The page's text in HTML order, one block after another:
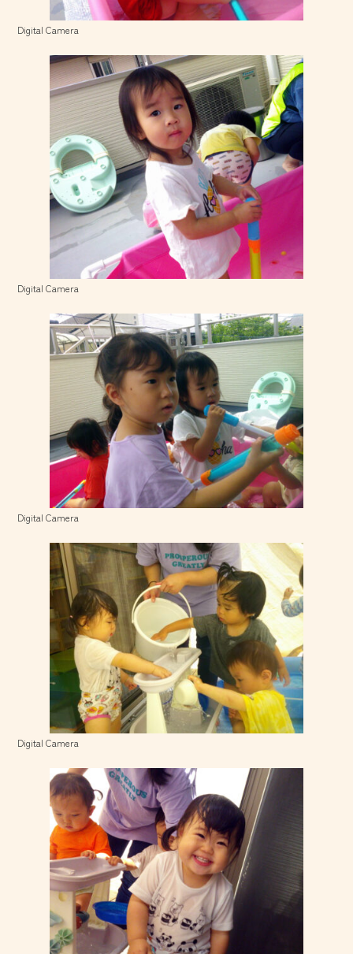
Digital Camera
Digital Camera
Digital Camera
Digital Camera